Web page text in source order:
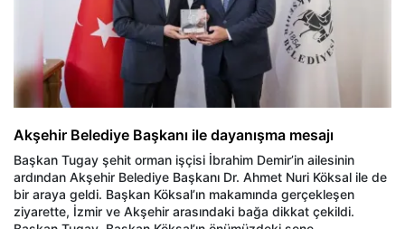
Akşehir Belediye Başkanı ile dayanışma mesajı
Başkan Tugay şehit orman işçisi İbrahim Demir’in ailesinin
ardından Akşehir Belediye Başkanı Dr. Ahmet Nuri Köksal ile de
bir araya geldi. Başkan Köksal’ın makamında gerçekleşen
ziyarette, İzmir ve Akşehir arasındaki bağa dikkat çekildi.